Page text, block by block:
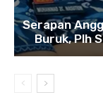
Serapan
Buruk, Plh